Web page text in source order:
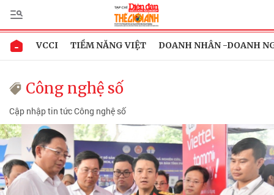
VCCI TIỀM NĂNG VIỆT DOANH NHÂN -DOANH
Công nghệ số
Cập nhập tin tức Công nghệ số